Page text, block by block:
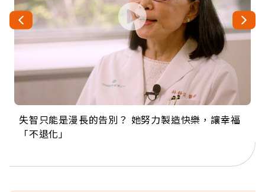
失智只能是漫長的告別？ 她努力製造快樂，讓幸福
「不退化」
來自剛果的巧克力神父 為台灣奉獻36年 「台灣是我
的家，我連作夢都講台語！」
63歲卸矽谷副總、搬回台灣找快樂！「蛋黃哥小
丑」走進安養院，逗樂上萬爺奶：退休後才開始真
104歲打破金氏世界紀錄 成為全球最年長羽球選
手，分享長壽的秘密原來是「這個」
事業巔峰他選擇追夢…黑手阿伯拉小提琴還登上小
巨蛋！連CNN都大讚！